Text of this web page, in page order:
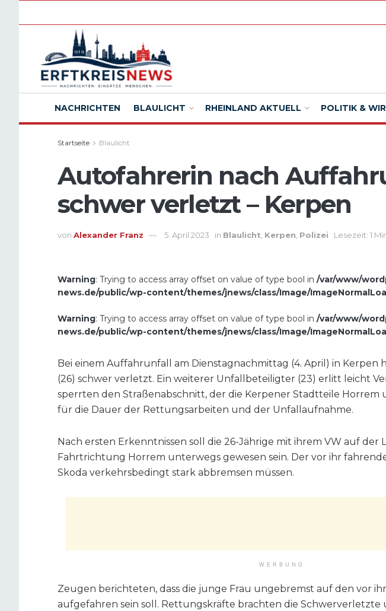
NACHRICHTEN BLAULICHT RHEINLAND AKTUELL POLITIK &
Startseite Blaulicht
Autofahrerin nach
schwer verletzt – Kerpen
von Alexander Franz 5. April 2023 in Blaulicht, Kerpen, Polizei Lesezeit: 1
Warning: Trying to access array offset on value of type bool in /var/www/
news.de/public/wp-content/themes/jnews/class/Image/
Warning: Trying to access array offset on value of type bool in /var/www/
news.de/public/wp-content/themes/jnews/class/Image/
Bei einem Auffahrunfall am Dienstagnachmittag (4. April) in Kerpen
(26) schwer verletzt. Ein weiterer Unfallbeteiligter (23) erlitt leicht
sperrten den Straßenabschnitt, der die Kerpener Stadtteile Horrem
für die Dauer der Rettungsarbeiten und der Unfallaufnahme.
Nach ersten Erkenntnissen soll die 26-Jährige mit ihrem VW auf der
Fahrtrichtung Horrem unterwegs gewesen sein. Der vor ihr
Skoda verkehrsbedingt stark abbremsen müssen.
WERBUNG
Zeugen berichteten, dass die junge Frau ungebremst auf den vor
aufgefahren sein soll. Rettungskräfte brachten die Schwerverletzte